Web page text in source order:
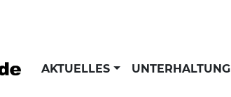
AKTUELLES UNTERHALTUNG